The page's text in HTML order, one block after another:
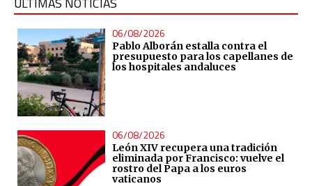
06/08/2026
Pablo Alborán estalla contra el
presupuesto para los capellanes de
los hospitales andaluces
06/08/2026
León XIV recupera una tradición
eliminada por Francisco: vuelve el
rostro del Papa a los euros
vaticanos